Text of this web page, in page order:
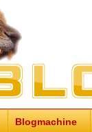
Blogmachine